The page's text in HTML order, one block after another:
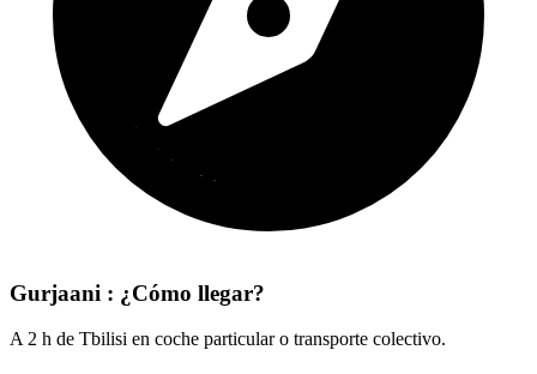
Gurjaani : ¿Cómo llegar?
A 2 h de Tbilisi en coche particular o transporte colectivo.